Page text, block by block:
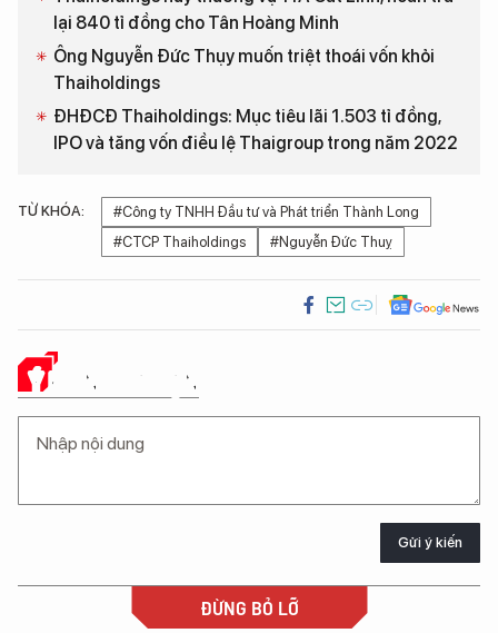
lại 840 tỉ đồng cho Tân Hoàng Minh
Ông Nguyễn Đức Thụy muốn triệt thoái vốn khỏi
Thaiholdings
ĐHĐCĐ Thaiholdings: Mục tiêu lãi 1.503 tỉ đồng,
IPO và tăng vốn điều lệ Thaigroup trong năm 2022
TỪ KHÓA:
#Công ty TNHH Đầu tư và Phát triển Thành Long
#CTCP Thaiholdings
#Nguyễn Đức Thuỵ
Ý KIẾN CỦA BẠN
Gửi ý kiến
ĐỪNG BỎ LỠ